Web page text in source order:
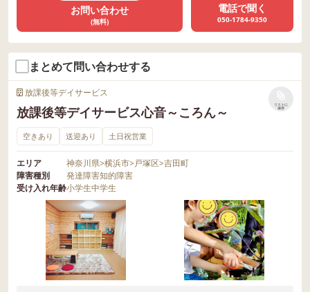
お問い合わせ
(無料)
電話で聞く
050-1784-9350
まとめて問い合わせする
放課後等デイサービス
放課後等デイサービス心音～ころん～
リストに
保存
空きあり 送迎あり 土日祝営業
エリア 神奈川県>横浜市>戸塚区>吉田町
障害種別
発達障害知的障害
受け入れ年齢小学生中学生